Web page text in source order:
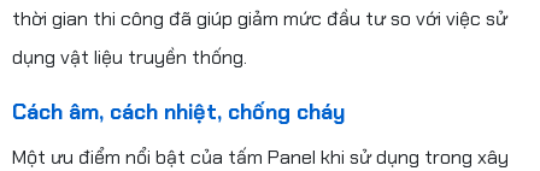
thời gian thi công đã giúp giảm mức đầu tư so với việc sử
dụng vật liệu truyền thống.
Cách âm, cách nhiệt, chống cháy
Một ưu điểm nổi bật của tấm Panel khi sử dụng trong xây